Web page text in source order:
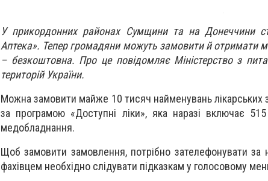
У прикордонних районах Сумщини та на Донеччини
Аптека». Тепер громадяни можуть замовити й отримати
– безкоштовна. Про це повідомляє Міністерство з
територій України.
Можна замовити майже 10 тисяч найменувань лікарських
за програмою «Доступні ліки», яка наразі включає
медобладнання.
Щоб замовити замовлення, потрібно зателефонувати
фахівцем необхідно слідувати підказкам у голосовому